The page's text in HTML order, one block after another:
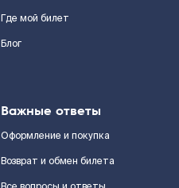
Где мой билет
Блог
Важные ответы
Оформление и покупка
Возврат и обмен билета